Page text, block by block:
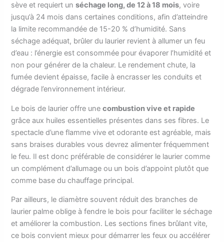
sève et requiert unséchage long, de 12 à 18 mois, voire
jusqu’à 24 mois dans certaines conditions, afin d’atteindre
la limite recommandée de 15-20 % d’humidité. Sans
séchage adéquat, brûler du laurier revient à allumer un feu
d’eau : l’énergie est consommée pour évaporer l’humidité et
non pour générer de la chaleur. Le rendement chute, la
fumée devient épaisse, facile à encrasser les conduits et
dégrade l’environnement intérieur.
Le bois de laurier offre unecombustion vive et rapide
grâce aux huiles essentielles présentes dans ses fibres. Le
spectacle d’une flamme vive et odorante est agréable, mais
sans braises durables vous devrez alimenter fréquemment
le feu. Il est donc préférable de considérer le laurier comme
un complément d’allumage ou un bois d’appoint plutôt que
comme base du chauffage principal.
Par ailleurs, le diamètre souvent réduit des branches de
laurier palme oblige à fendre le bois pour faciliter le séchage
et améliorer la combustion. Les sections fines brûlant vite,
ce bois convient mieux pour démarrer les feux ou accélérer